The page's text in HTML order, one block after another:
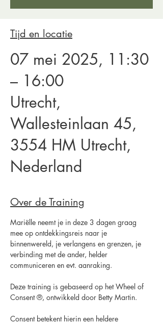
Tijd en locatie
07 mei 2025, 11:30
– 16:00
Utrecht,
Wallesteinlaan 45,
3554 HM Utrecht,
Nederland
Over de Training
Mariëlle neemt je in deze 3 dagen graag
mee op ontdekkingsreis naar je
binnenwereld, je verlangens en grenzen, je
verbinding met de ander, helder
communiceren en evt. aanraking.
Deze training is gebaseerd op het Wheel of
Consent ®, ontwikkeld door Betty Martin.
Consent betekent hierin een heldere